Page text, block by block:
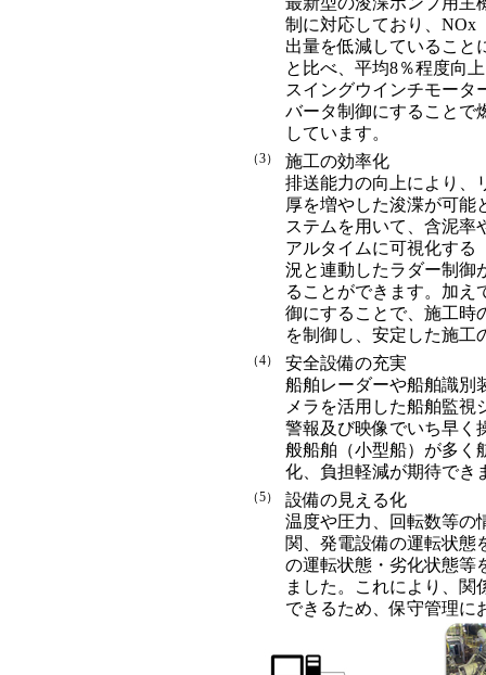
制に対応しており、NOx
出量を低減していること
と比べ、平均8％程度向
スイングウインチモータ
バータ制御にすることで
しています。
（3）
施工の効率化
排送能力の向上により、
厚を増やした浚渫が可能
ステムを用いて、含泥率
アルタイムに可視化する
況と連動したラダー制御
ることができます。加え
御にすることで、施工時
を制御し、安定した施工
（4）
安全設備の充実
船舶レーダーや船舶識別
メラを活用した船舶監
警報及び映像でいち早く
般船舶（小型船）が多く
化、負担軽減が期待でき
（5）
設備の見える化
温度や圧力、回転数等の
関、発電設備の運転状態
の運転状態・劣化状態等
ました。これにより、関
できるため、保守管理に